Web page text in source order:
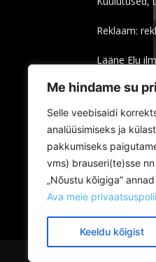
Me hindame su
Selle veebisaidi
analüüsimiseks ja
pakkumiseks
vms) brauseri(te)sse
„Nõustu kõigiga”
Ava meie
Keeldu kõigist
Reklaam:
Lääne Elu
Trükitud
Meil:
Tel: 661